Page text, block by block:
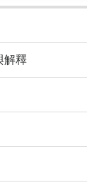
解釋